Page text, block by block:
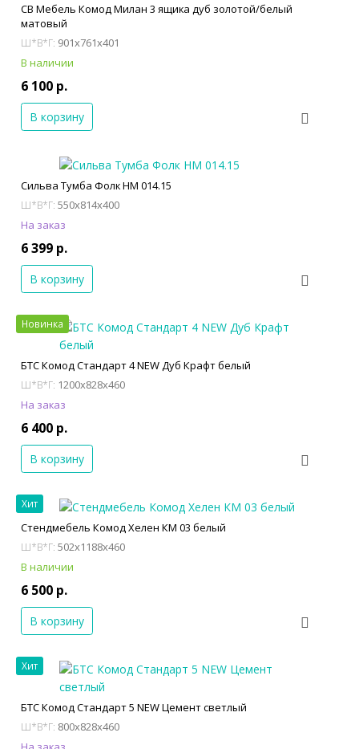
СВ Мебель Комод Милан 3 ящика дуб золотой/белый
матовый
Ш*В*Г: 901x761x401
В наличии
6 100 р.
В корзину
Сильва Тумба Фолк НМ 014.15
Ш*В*Г: 550x814x400
На заказ
6 399 р.
В корзину
Новинка
БТС Комод Стандарт 4 NEW Дуб Крафт белый
Ш*В*Г: 1200x828x460
На заказ
6 400 р.
В корзину
Хит
Стендмебель Комод Хелен КМ 03 белый
Ш*В*Г: 502x1188x460
В наличии
6 500 р.
В корзину
Хит
БТС Комод Стандарт 5 NEW Цемент светлый
Ш*В*Г: 800x828x460